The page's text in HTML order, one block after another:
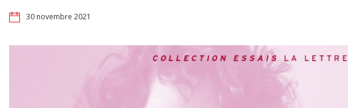
30 novembre 2021